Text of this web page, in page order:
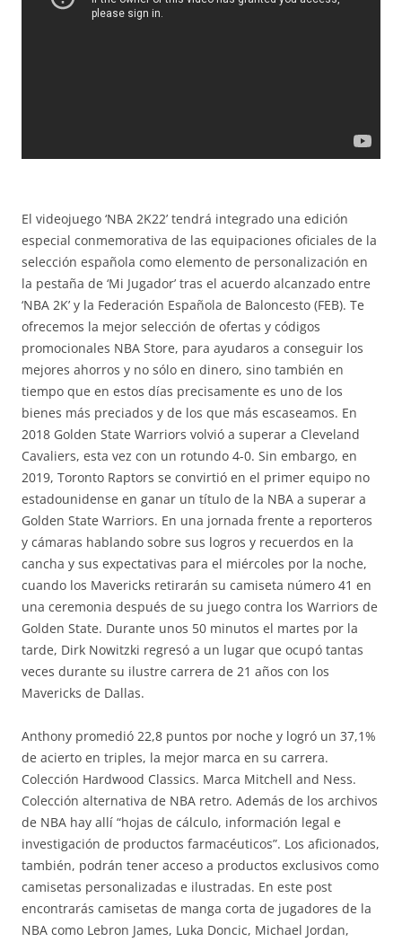
El videojuego ‘NBA 2K22’ tendrá integrado una edición
especial conmemorativa de las equipaciones oficiales de la
selección española como elemento de personalización en
la pestaña de ‘Mi Jugador’ tras el acuerdo alcanzado entre
‘NBA 2K’ y la Federación Española de Baloncesto (FEB). Te
ofrecemos la mejor selección de ofertas y códigos
promocionales NBA Store, para ayudaros a conseguir los
mejores ahorros y no sólo en dinero, sino también en
tiempo que en estos días precisamente es uno de los
bienes más preciados y de los que más escaseamos. En
2018 Golden State Warriors volvió a superar a Cleveland
Cavaliers, esta vez con un rotundo 4-0. Sin embargo, en
2019, Toronto Raptors se convirtió en el primer equipo no
estadounidense en ganar un título de la NBA a superar a
Golden State Warriors. En una jornada frente a reporteros
y cámaras hablando sobre sus logros y recuerdos en la
cancha y sus expectativas para el miércoles por la noche,
cuando los Mavericks retirarán su camiseta número 41 en
una ceremonia después de su juego contra los Warriors de
Golden State. Durante unos 50 minutos el martes por la
tarde, Dirk Nowitzki regresó a un lugar que ocupó tantas
veces durante su ilustre carrera de 21 años con los
Mavericks de Dallas.
Anthony promedió 22,8 puntos por noche y logró un 37,1%
de acierto en triples, la mejor marca en su carrera.
Colección Hardwood Classics. Marca Mitchell and Ness.
Colección alternativa de NBA retro. Además de los archivos
de NBA hay allí “hojas de cálculo, información legal e
investigación de productos farmacéuticos”. Los aficionados,
también, podrán tener acceso a productos exclusivos como
camisetas personalizadas e ilustradas. En este post
encontrarás camisetas de manga corta de jugadores de la
NBA como Lebron James, Luka Doncic, Michael Jordan,